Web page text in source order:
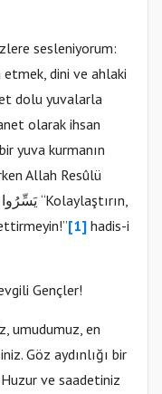
sesleniyorum:
dini ve ahlaki
dolu yuvalarla
olarak ihsan
yuva kurmanın
Allah Resûlü
[1] hadis-i
Gençler!
umudumuz, en
Göz aydınlığı bir
ve saadetiniz